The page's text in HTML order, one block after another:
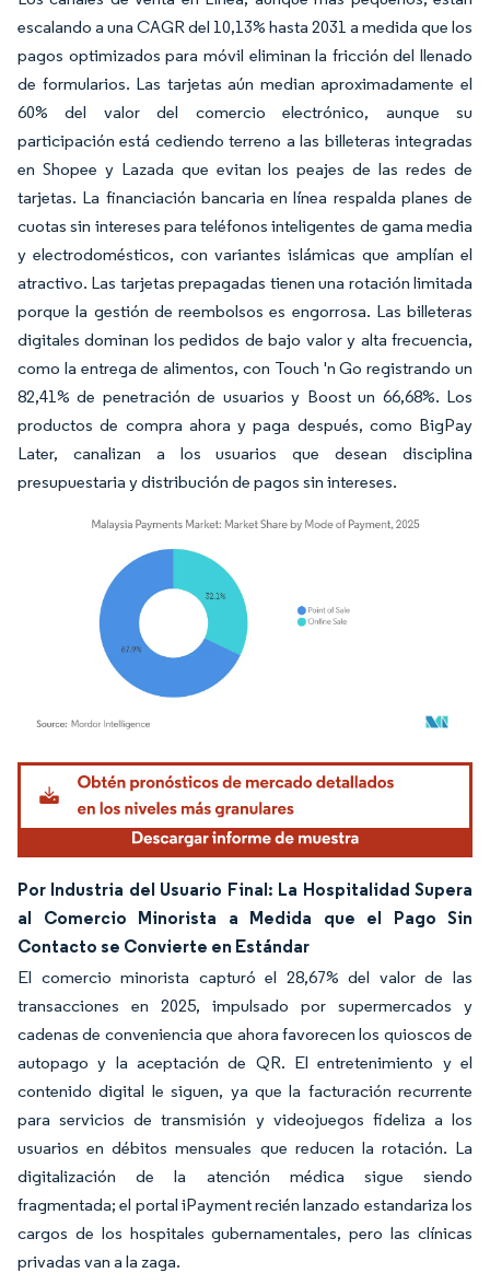
escalando a una CAGR del 10,13% hasta 2031 a medida que los
pagos optimizados para móvil eliminan la fricción del llenado
de formularios. Las tarjetas aún median aproximadamente el
60% del valor del comercio electrónico, aunque su
participación está cediendo terreno a las billeteras integradas
en Shopee y Lazada que evitan los peajes de las redes de
tarjetas. La financiación bancaria en línea respalda planes de
cuotas sin intereses para teléfonos inteligentes de gama media
y electrodomésticos, con variantes islámicas que amplían el
atractivo. Las tarjetas prepagadas tienen una rotación limitada
porque la gestión de reembolsos es engorrosa. Las billeteras
digitales dominan los pedidos de bajo valor y alta frecuencia,
como la entrega de alimentos, con Touch 'n Go registrando un
82,41% de penetración de usuarios y Boost un 66,68%. Los
productos de compra ahora y paga después, como BigPay
Later, canalizan a los usuarios que desean disciplina
presupuestaria y distribución de pagos sin intereses.
Imagen © Mordor Intelligence. El uso requiere atribución según CC BY 4.0.
Por Industria del Usuario Final: La Hospitalidad Supera
al Comercio Minorista a Medida que el Pago Sin
Contacto se Convierte en Estándar
El comercio minorista capturó el 28,67% del valor de las
transacciones en 2025, impulsado por supermercados y
cadenas de conveniencia que ahora favorecen los quioscos de
autopago y la aceptación de QR. El entretenimiento y el
contenido digital le siguen, ya que la facturación recurrente
para servicios de transmisión y videojuegos fideliza a los
usuarios en débitos mensuales que reducen la rotación. La
digitalización de la atención médica sigue siendo
fragmentada; el portal iPayment recién lanzado estandariza los
cargos de los hospitales gubernamentales, pero las clínicas
privadas van a la zaga.